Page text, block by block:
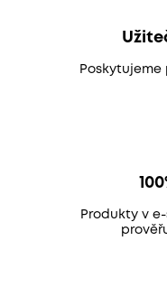
Produkty v